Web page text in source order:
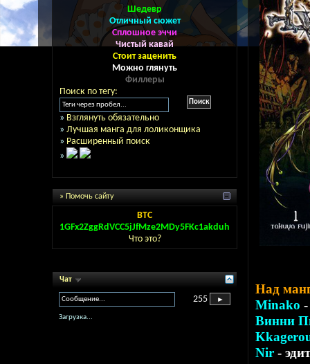
Шедевр
Отличный сюжет
Сплошное эччи
Чистый кавай
Стоит заценить
Можно глянуть
Филлеры
Поиск по тегу:
» Взглянуть обязательно
» Лучшая манга для лоликонщика
» Расширенный поиск
»
» Помочь сайту
BTC
1GFx2ZggRdVCC5jJfMze2MDy5FKc1akduh
Что это?
Чат
255
Загрузка...
Над
Minako
Винни
Nir -